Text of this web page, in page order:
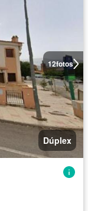
12fotos
Dúplex